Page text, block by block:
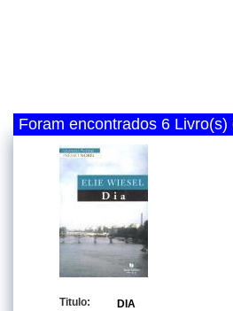
Foram encontrados 6 Livro(s)
Titulo:
DIA